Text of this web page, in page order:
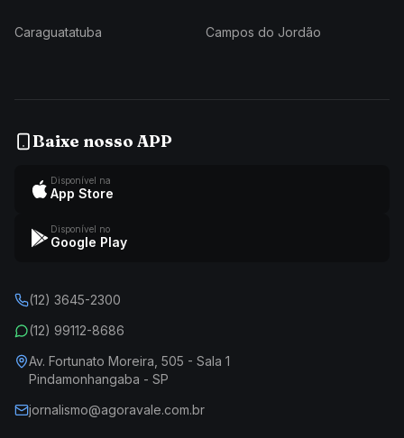
Caraguatatuba Campos do Jordão
Baixe nosso APP
Disponível na
App Store
Disponível no
Google Play
(12) 3645-2300
(12) 99112-8686
Av. Fortunato Moreira, 505 - Sala 1
Pindamonhangaba - SP
jornalismo@agoravale.com.br